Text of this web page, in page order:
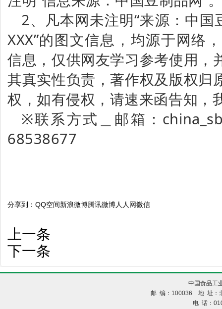
2、凡本网未注明“来源：中国
XXX”的图文信息，均源于网络
信息，仅供网友学习参考使用，
其真实性负责，著作权及版权归
权，如有侵权，请速来函告知，
※联系方式＿邮箱：
68538677
分享到： QQ空间新浪微博腾讯微博人人网微信
上一条
下一条
中国食品工
邮 编：100036 地 址：
电 话：